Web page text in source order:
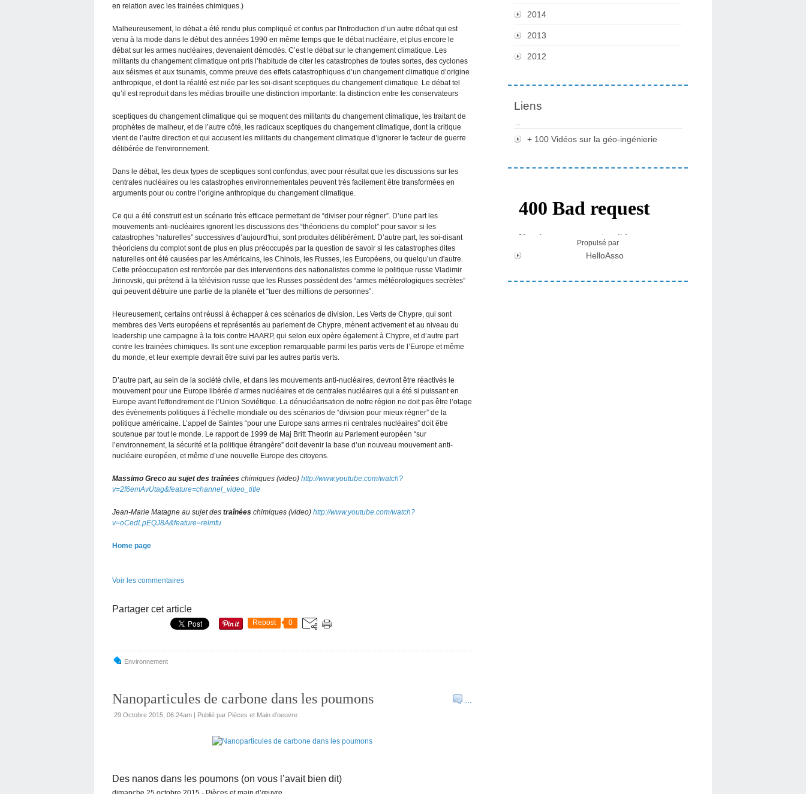
en relation avec les trainées chimiques.)
Malheureusement, le débat a été rendu plus compliqué et confus par l'introduction d’un autre débat qui est
venu à la mode dans le début des années 1990 en même temps que le débat nucléaire, et plus encore le
débat sur les armes nucléaires, devenaient démodés. C’est le débat sur le changement climatique. Les
militants du changement climatique ont pris l’habitude de citer les catastrophes de toutes sortes, des cyclones
aux séismes et aux tsunamis, comme preuve des effets catastrophiques d’un changement climatique d’origine
anthropique, et dont la réalité est niée par les soi-disant sceptiques du changement climatique. Le débat tel
qu’il est reproduit dans les médias brouille une distinction importante: la distinction entre les conservateurs
sceptiques du changement climatique qui se moquent des militants du changement climatique, les traitant de
prophètes de malheur, et de l’autre côté, les radicaux sceptiques du changement climatique, dont la critique
vient de l’autre direction et qui accusent les militants du changement climatique d’ignorer le facteur de guerre
délibérée de l'environnement.
Dans le débat, les deux types de sceptiques sont confondus, avec pour résultat que les discussions sur les
centrales nucléaires ou les catastrophes environnementales peuvent très facilement être transformées en
arguments pour ou contre l’origine anthropique du changement climatique.
Ce qui a été construit est un scénario très efficace permettant de “diviser pour régner”. D’une part les
mouvements anti-nucléaires ignorent les discussions des “théoriciens du complot” pour savoir si les
catastrophes “naturelles” successives d’aujourd'hui, sont produites délibérément. D’autre part, les soi-disant
théoriciens du complot sont de plus en plus préoccupés par la question de savoir si les catastrophes dites
naturelles ont été causées par les Américains, les Chinois, les Russes, les Européens, ou quelqu’un d'autre.
Cette préoccupation est renforcée par des interventions des nationalistes comme le politique russe Vladimir
Jirinovski, qui prétend à la télévision russe que les Russes possèdent des “armes météorologiques secrètes”
qui peuvent détruire une partie de la planète et “tuer des millions de personnes”.
Heureusement, certains ont réussi à échapper à ces scénarios de division. Les Verts de Chypre, qui sont
membres des Verts européens et représentés au parlement de Chypre, mènent activement et au niveau du
leadership une campagne à la fois contre HAARP, qui selon eux opère également à Chypre, et d’autre part
contre les trainées chimiques. Ils sont une exception remarquable parmi les partis verts de l’Europe et même
du monde, et leur exemple devrait être suivi par les autres partis verts.
D’autre part, au sein de la société civile, et dans les mouvements anti-nucléaires, devront être réactivés le
mouvement pour une Europe libérée d’armes nucléaires et de centrales nucléaires qui a été si puissant en
Europe avant l'effondrement de l’Union Soviétique. La dénucléarisation de notre région ne doit pas être l’otage
des évènements politiques à l’échelle mondiale ou des scénarios de “division pour mieux régner” de la
politique américaine. L’appel de Saintes “pour une Europe sans armes ni centrales nucléaires” doit être
soutenue par tout le monde. Le rapport de 1999 de Maj Britt Theorin au Parlement européen “sur
l’environnement, la sécurité et la politique étrangère” doit devenir la base d’un nouveau mouvement anti-
nucléaire européen, et même d’une nouvelle Europe des citoyens.
Massimo Greco au sujet des traînées chimiques (video) http://www.youtube.com/watch?
v=2f6emAvUtag&feature=channel_video_title
Jean-Marie Matagne au sujet des traînées chimiques (video) http://www.youtube.com/watch?
v=oCedLpEQJ8A&feature=relmfu
Home page
Voir les commentaires
Partager cet article
Repost 0
Environnement
Nanoparticules de carbone dans les poumons
29 Octobre 2015, 06:24am | Publié par Pièces et Main d'oeuvre
Des nanos dans les poumons (on vous l’avait bien dit)
2014
2013
2012
Liens
+ 100 Vidéos sur la géo-ingénierie
Propulsé par
HelloAsso